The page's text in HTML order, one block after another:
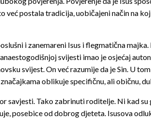
postala tradicija, uobičajeni način na
i zanemareni Isus i flegmatična
svijesti imao je osjećaj
svijest. On već razumije da je Sin. U
oblikuje specifičnu, ali običnu,
savjesti. Tako zabrinuti roditelje. Ni kad
posebice od dobrog djeteta. Isusova